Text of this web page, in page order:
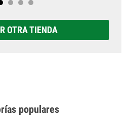
OTRA TIENDA
populares